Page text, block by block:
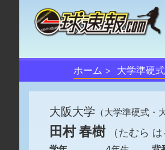
ホーム 大学準硬式
大阪大学 （大学準硬式・
田村 春樹 （たむら は